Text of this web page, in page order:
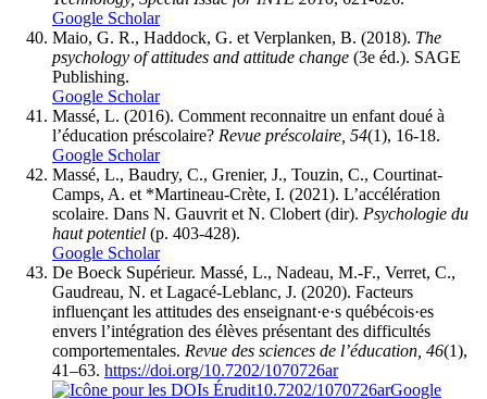
Google Scholar
Maio, G. R., Haddock, G. et Verplanken, B. (2018). The
psychology of attitudes and attitude change (3e éd.). SAGE
Publishing.
Google Scholar
Massé, L. (2016). Comment reconnaitre un enfant doué à
l’éducation préscolaire? Revue préscolaire, 54(1), 16-18.
Google Scholar
Massé, L., Baudry, C., Grenier, J., Touzin, C., Courtinat-
Camps, A. et *Martineau-Crète, I. (2021). L’accélération
scolaire. Dans N. Gauvrit et N. Clobert (dir). Psychologie du
haut potentiel (p. 403-428).
Google Scholar
De Boeck Supérieur. Massé, L., Nadeau, M.-F., Verret, C.,
Gaudreau, N. et Lagacé-Leblanc, J. (2020). Facteurs
influençant les attitudes des enseignant·e·s québécois·es
envers l’intégration des élèves présentant des difficultés
comportementales. Revue des sciences de l’éducation, 46(1),
41–63. https://doi.org/10.7202/1070726ar
10.7202/1070726arGoogle